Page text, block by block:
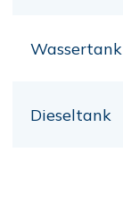
Wassertank
Dieseltank